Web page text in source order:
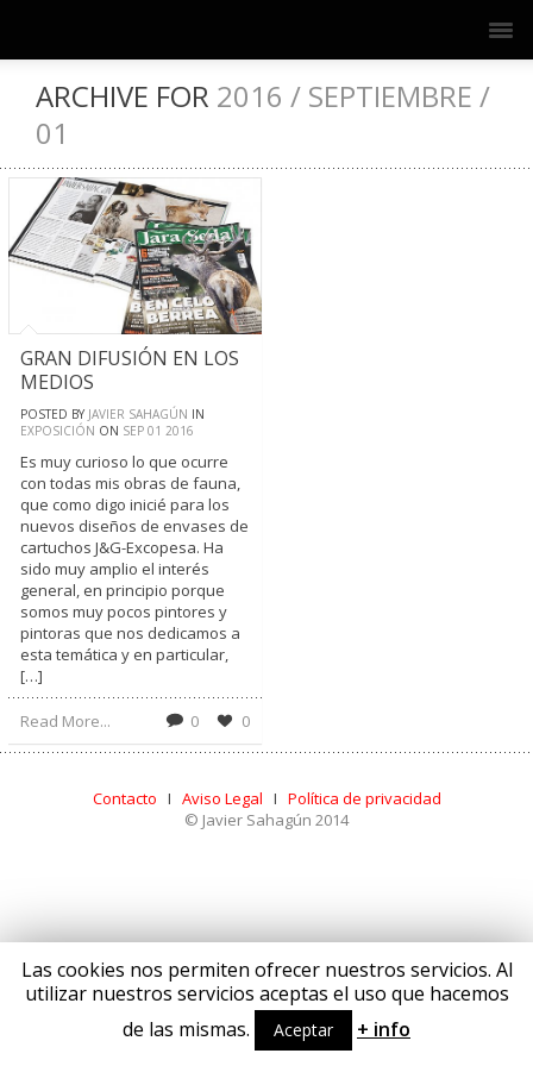
ARCHIVE FOR 2016 / SEPTIEMBRE /
01
GRAN DIFUSIÓN EN LOS
MEDIOS
POSTED BY JAVIER SAHAGÚN IN
EXPOSICIÓN ON SEP 01 2016
Es muy curioso lo que ocurre
con todas mis obras de fauna,
que como digo inicié para los
nuevos diseños de envases de
cartuchos J&G-Excopesa. Ha
sido muy amplio el interés
general, en principio porque
somos muy pocos pintores y
pintoras que nos dedicamos a
esta temática y en particular,
[…]
Read More... 0 0
Contacto I Aviso Legal I Política de privacidad
© Javier Sahagún 2014
Las cookies nos permiten ofrecer nuestros servicios. Al
utilizar nuestros servicios aceptas el uso que hacemos
de las mismas.
Aceptar + info